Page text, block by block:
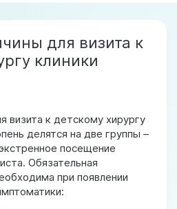
для визита к
клиники
визита к детскому хирургу
делятся на две группы –
посещение
Обязательная
при появлении